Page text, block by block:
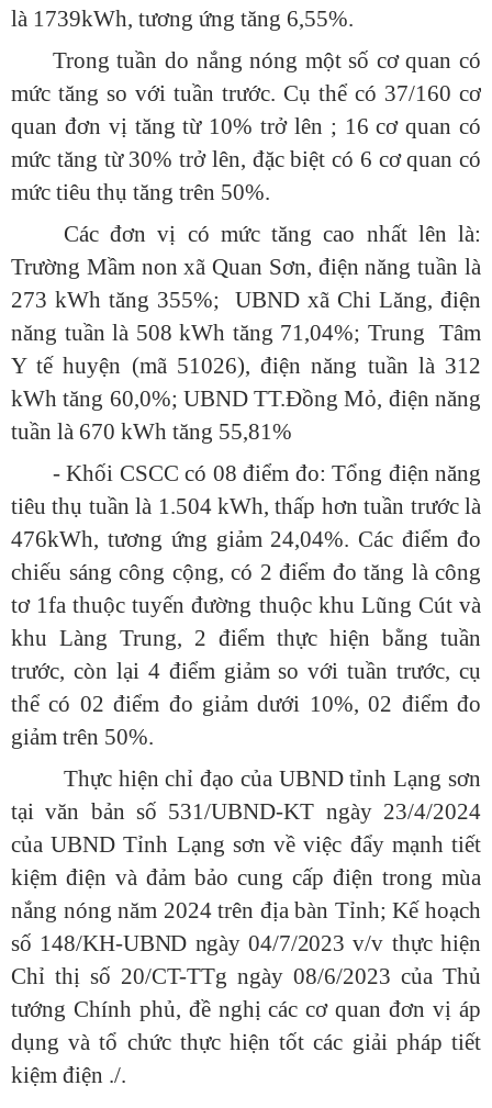
là 1739kWh, tương ứng tăng 6,55%.
Trong tuần do nắng nóng một số cơ quan có
mức tăng so với tuần trước. Cụ thể có 37/160 cơ
quan đơn vị tăng từ 10% trở lên ; 16 cơ quan có
mức tăng từ 30% trở lên, đặc biệt có 6 cơ quan có
mức tiêu thụ tăng trên 50%.
Các đơn vị có mức tăng cao nhất lên là:
Trường Mầm non xã Quan Sơn, điện năng tuần là
273 kWh tăng 355%; UBND xã Chi Lăng, điện
năng tuần là 508 kWh tăng 71,04%; Trung Tâm
Y tế huyện (mã 51026), điện năng tuần là 312
kWh tăng 60,0%; UBND TT.Đồng Mỏ, điện năng
tuần là 670 kWh tăng 55,81%
- Khối CSCC có 08 điểm đo: Tổng điện năng
tiêu thụ tuần là 1.504 kWh, thấp hơn tuần trước là
476kWh, tương ứng giảm 24,04%. Các điểm đo
chiếu sáng công cộng, có 2 điểm đo tăng là công
tơ 1fa thuộc tuyến đường thuộc khu Lũng Cút và
khu Làng Trung, 2 điểm thực hiện bằng tuần
trước, còn lại 4 điểm giảm so với tuần trước, cụ
thể có 02 điểm đo giảm dưới 10%, 02 điểm đo
giảm trên 50%.
Thực hiện chỉ đạo của UBND tỉnh Lạng sơn
tại văn bản số 531/UBND-KT ngày 23/4/2024
của UBND Tỉnh Lạng sơn về việc đẩy mạnh tiết
kiệm điện và đảm bảo cung cấp điện trong mùa
nắng nóng năm 2024 trên địa bàn Tỉnh; Kế hoạch
số 148/KH-UBND ngày 04/7/2023v/v thực hiện
Chỉ thị số 20/CT-TTg ngày 08/6/2023 của Thủ
tướng Chính phủ, đề nghị các cơ quan đơn vị áp
dụng và tổ chức thực hiện tốt các giải pháp tiết
kiệm điện ./.